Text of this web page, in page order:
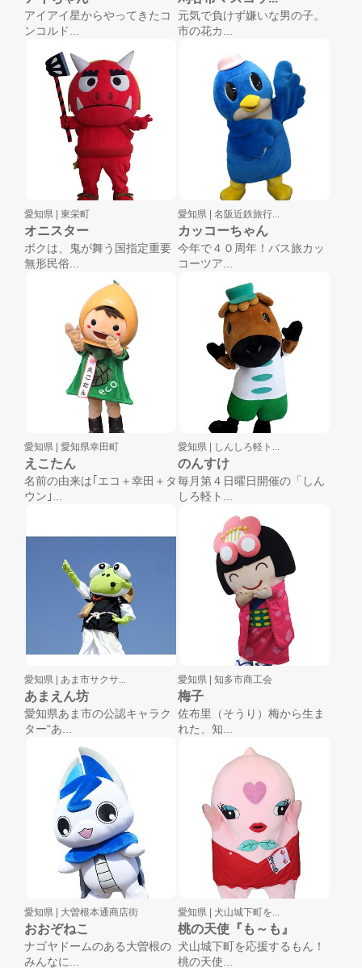
アイアイ星からやってきたコ
ンコルド...
元気で負けず嫌いな男の子。
市の花カ...
愛知県 | 東栄町
オニスター
ボクは、鬼が舞う国指定重要
無形民俗...
愛知県 | 名阪近鉄旅行...
カッコーちゃん
今年で４０周年！バス旅カッ
コーツア...
愛知県 | 愛知県幸田町
えこたん
名前の由来は｢エコ＋幸田＋タ
ウン｣...
愛知県 | しんしろ軽ト...
のんすけ
毎月第４日曜日開催の「しん
しろ軽ト...
愛知県 | あま市サクサ...
あまえん坊
愛知県あま市の公認キャラク
ター“あ...
愛知県 | 知多市商工会
梅子
佐布里（そうり）梅から生ま
れた、知...
愛知県 | 大曽根本通商店街
おおぞねこ
ナゴヤドームのある大曽根の
みんなに...
愛知県 | 犬山城下町を...
桃の天使『も～も』
犬山城下町を応援するもん！
桃の天使...